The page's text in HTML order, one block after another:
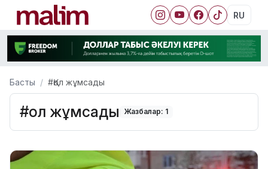
RU
Басты #Қол жұмсады
#Қол жұмсады Жазбалар: 1